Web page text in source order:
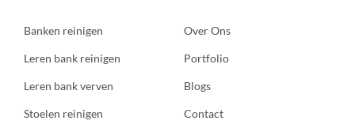
Banken reinigen
Leren bank reinigen
Leren bank verven
Stoelen reinigen
Over Ons
Portfolio
Blogs
Contact